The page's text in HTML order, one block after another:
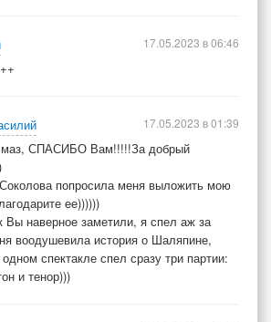
17.05.2023 в 06:46
СПАСИБО Вам!!!!!За добрый
попросила меня выложить мою
ее))))))
Вы наверное заметили, я спел аж за
воодушевила история о Шаляпине,
спектакле спел сразу три партии:
и тенор)))
17.05.2023 в 01:39